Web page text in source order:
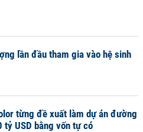
lần đầu tham gia vào hệ sinh
từng đề xuất làm dự án đường
USD bằng vốn tự có